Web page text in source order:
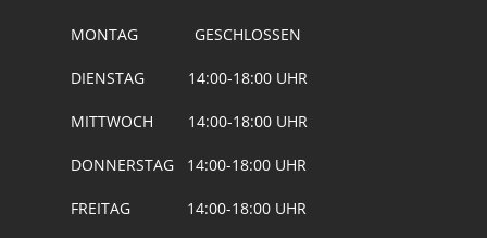
MONTAG GESCHLOSSEN
DIENSTAG 14:00-18:00 UHR
MITTWOCH 14:00-18:00 UHR
DONNERSTAG 14:00-18:00 UHR
FREITAG 14:00-18:00 UHR